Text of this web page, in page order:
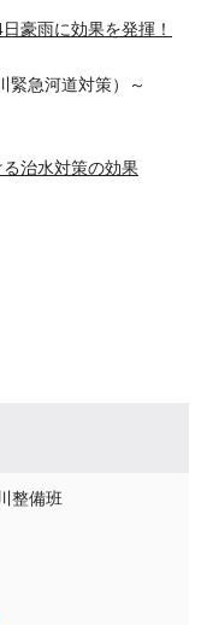
豪雨に効果を発揮！
緊急河道対策）～
治水対策の効果
整備班